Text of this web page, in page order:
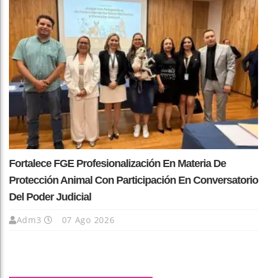
Fortalece FGE Profesionalización En Materia De
Protección Animal Con Participación En Conversatorio
Del Poder Judicial
Adm3 07 Ago 2026